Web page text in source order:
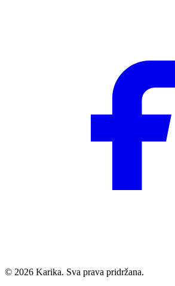
© 2026 Karika. Sva prava pridržana.